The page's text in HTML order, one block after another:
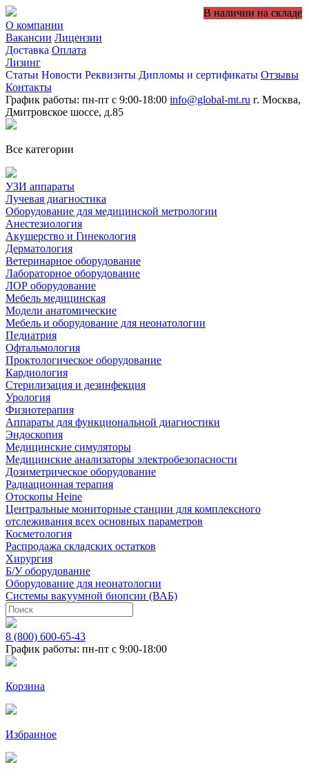
О компании
Вакансии Лицензии
Доставка Оплата
Лизинг
Статьи Новости Реквизиты Дипломы и сертификаты Отзывы
Контакты
График работы: пн-пт с 9:00-18:00 info@global-mt.ru г. Москва,
Дмитровское шоссе, д.85
Все категории
УЗИ аппараты
Лучевая диагностика
Оборудование для медицинской метрологии
Анестезиология
Акушерство и Гинекология
Дерматология
Ветеринарное оборудование
Лабораторное оборудование
ЛОР оборудование
Мебель медицинская
Модели анатомические
Мебель и оборудование для неонатологии
Педиатрия
Офтальмология
Проктологическое оборудование
Кардиология
Стерилизация и дезинфекция
Урология
Физиотерапия
Аппараты для функциональной диагностики
Эндоскопия
Медицинские симуляторы
Медицинские анализаторы электробезопасности
Дозиметрическое оборудование
Радиационная терапия
Отоскопы Heine
Центральные мониторные станции для комплексного
отслеживания всех основных параметров
Косметология
Распродажа складских остатков
Хирургия
Б/У оборудование
Оборудование для неонатологии
Системы вакуумной биопсии (ВАБ)
8 (800) 600-65-43
График работы: пн-пт с 9:00-18:00
Корзина
Избранное
В наличии на складе